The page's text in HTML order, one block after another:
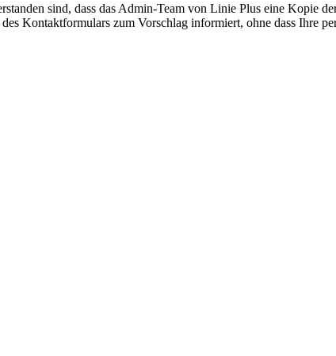
sind, dass das Admin-Team von Linie Plus eine Kopie
Kontaktformulars zum Vorschlag informiert, ohne dass Ihre